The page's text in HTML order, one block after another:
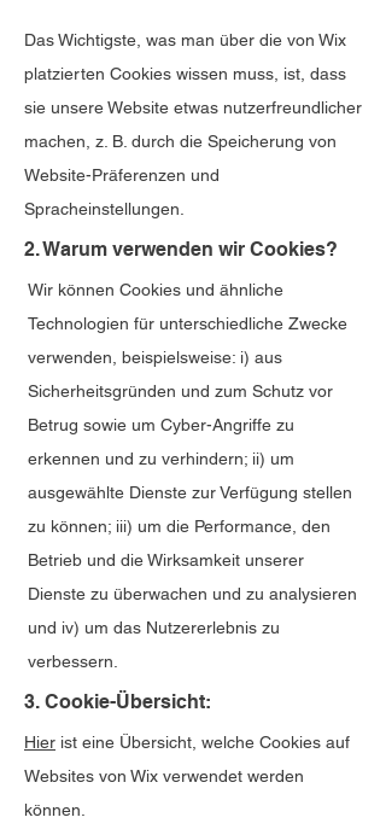
Das Wichtigste, was man über die von Wix
platzierten Cookies wissen muss, ist, dass
sie unsere Website etwas nutzerfreundlicher
machen, z. B. durch die Speicherung von
Website-Präferenzen und
Spracheinstellungen.
2. Warum verwenden wir Cookies?
Wir können Cookies und ähnliche
Technologien für unterschiedliche Zwecke
verwenden, beispielsweise: i) aus
Sicherheitsgründen und zum Schutz vor
Betrug sowie um Cyber-Angriffe zu
erkennen und zu verhindern; ii) um
ausgewählte Dienste zur Verfügung stellen
zu können; iii) um die Performance, den
Betrieb und die Wirksamkeit unserer
Dienste zu überwachen und zu analysieren
und iv) um das Nutzererlebnis zu
verbessern.
3. Cookie-Übersicht:
Hier ist eine Übersicht, welche Cookies auf
Websites von Wix verwendet werden
können.